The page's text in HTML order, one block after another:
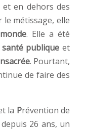
en dehors des
métissage, elle
. Elle a été
publique et
. Pourtant,
de faire des
la Prévention de
26 ans, un